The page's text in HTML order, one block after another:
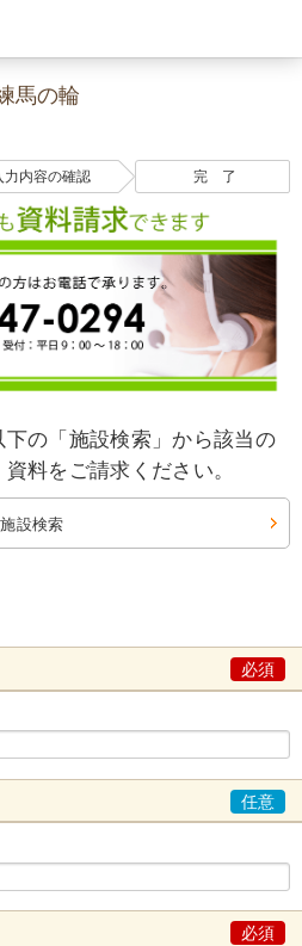
馬の輪
力内容の確認 完 了
の「施設検索」から該当の
料をご請求ください。
施設検索